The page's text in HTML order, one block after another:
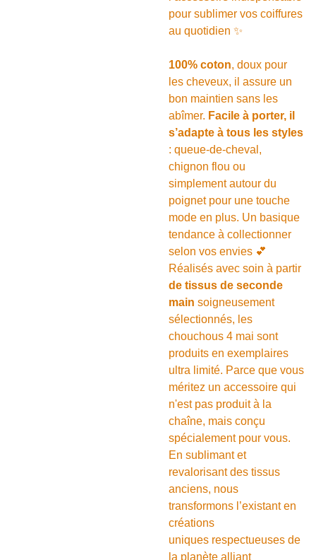
pour sublimer vos coiffures
au quotidien ✨
100% coton, doux pour
les cheveux, il assure un
bon maintien sans les
abîmer. Facile à porter, il
s’adapte à tous les styles
: queue-de-cheval,
chignon flou ou
simplement autour du
poignet pour une touche
mode en plus. Un basique
tendance à collectionner
selon vos envies 💕
Réalisés avec soin à partir
de tissus de seconde
mainsoigneusement
sélectionnés, les
chouchous 4 mai sont
produits en exemplaires
ultra limité. Parce que vous
méritez un accessoire qui
n'est pas produit à la
chaîne, mais conçu
spécialement pour vous.
En sublimant et
revalorisant des tissus
anciens, nous
transformons l’existant en
créations
uniques respectueuses de
la planète alliant